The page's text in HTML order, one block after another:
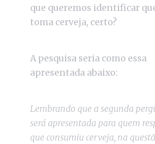
que queremos identificar
toma cerveja, certo?
A pesquisa seria como essa
apresentada abaixo:
Lembrando que a segunda
será apresentada para quem
que consumiu cerveja, na